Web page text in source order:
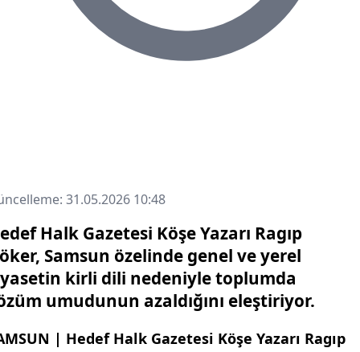
31.05.2026 10:48
Halk Gazetesi Köşe Yazarı Ragıp
Samsun özelinde genel ve yerel
kirli dili nedeniyle toplumda
umudunun azaldığını eleştiriyor.
| Hedef Halk Gazetesi Köşe Yazarı Ragıp